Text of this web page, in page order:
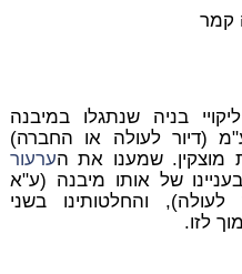
בניה שנתגלו במיבנה
(דיור לעולה או החברה)
ערעור
של אותו מיבנה (ע"א
לעולה), והחלטותינו בשני
לזו.